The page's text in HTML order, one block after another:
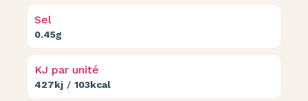
Sel
0.45g
KJ par unité
427kj / 103kcal